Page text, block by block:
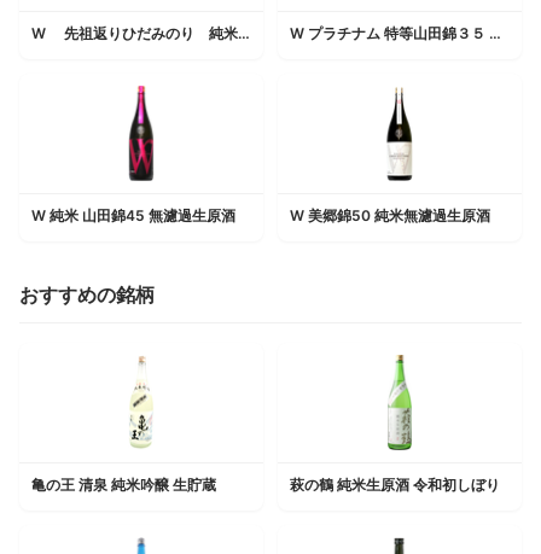
W 先祖返りひだみのり 純米無濾過生原酒 W プラチナム 特等山田錦３５ 純米無濾過生原酒
W 純米 山田錦45 無濾過生原酒 W 美郷錦50 純米無濾過生原酒
おすすめの銘柄
亀の王 清泉 純米吟醸 生貯蔵 萩の鶴 純米生原酒 令和初しぼり